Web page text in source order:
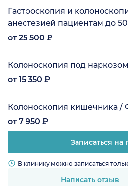
Гастроскопия и
анестезией пациентам до 50
от 25 500 ₽
Колоноскопия под наркозом
от 15 350 ₽
Колоноскопия кишечника /
от 7 950 ₽
Записаться на
В клинику можно записаться
Написать отзыв